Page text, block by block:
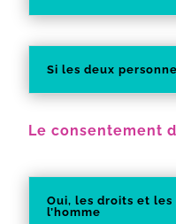
Si les deux
Le consentement
Oui, les droits et
l’homme